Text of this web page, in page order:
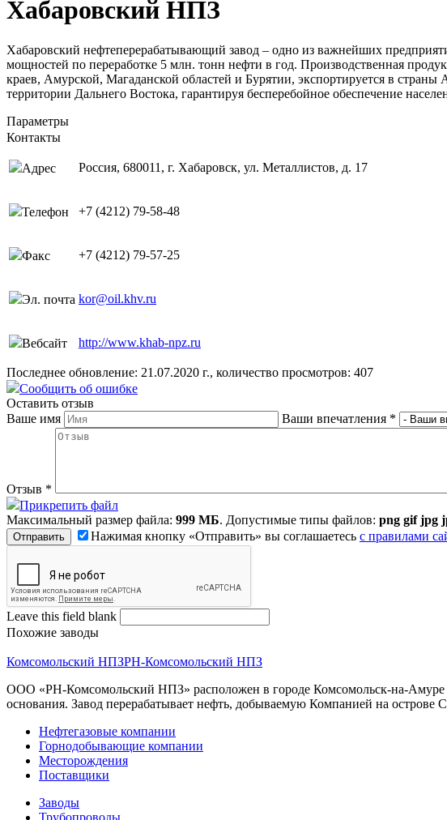
Хабаровский НПЗ
Хабаровский нефтеперерабатывающий завод – одно из важнейших
мощностей по переработке 5 млн. тонн нефти в год. Производственная
краев, Амурской, Магаданской областей и Бурятии, экспортируется в
территории Дальнего Востока, гарантируя бесперебойное обеспечение
Параметры
Контакты
Адрес Россия, 680011, г. Хабаровск, ул. Металлистов, д. 17
Телефон +7 (4212) 79-58-48
Факс +7 (4212) 79-57-25
Эл. почта kor@oil.khv.ru
Вебсайт http://www.khab-npz.ru
Последнее обновление: 21.07.2020 г., количество просмотров: 407
Сообщить об ошибке
Оставить отзыв
Ваше имя
Ваши впечатления *
Отзыв *
Прикрепить файл
Максимальный размер файла: 999 МБ. Допустимые типы файлов: png gif jpg
Нажимая кнопку «Отправить» вы соглашаетесь с правилами
Leave this field blank
Похожие заводы
Комсомольский НПЗРН-Комсомольский НПЗ
ООО «РН-Комсомольский НПЗ» расположен в городе Комсомольск-на-Амуре
основания. Завод перерабатывает нефть, добываемую Компанией на
Нефтегазовые компании
Горнодобывающие компании
Месторождения
Поставщики
Заводы
Трубопроводы